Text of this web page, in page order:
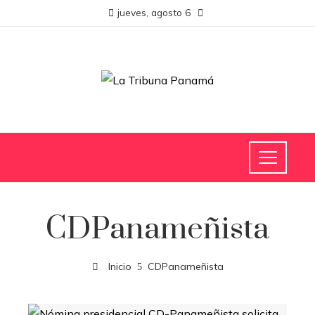
jueves, agosto 6
CDPanameñista
Inicio CDPanameñista